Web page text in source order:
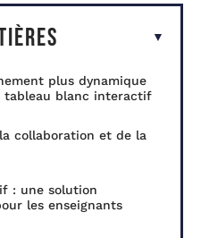
plus dynamique
tableau blanc interactif
collaboration et de la
: une solution
les enseignants